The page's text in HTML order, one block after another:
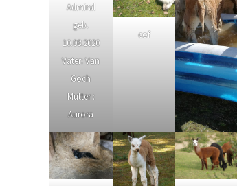
Admiral
geb.
10.08.2020
Vater: Van
Goch
Mutter :
Aurora
cof